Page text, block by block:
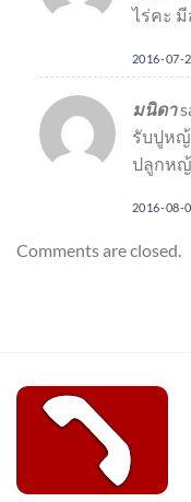
ไร่คะ
2016-07-
มนิดา
รับปูห
ปลูกหญ้
2016-08-
Comments are closed.